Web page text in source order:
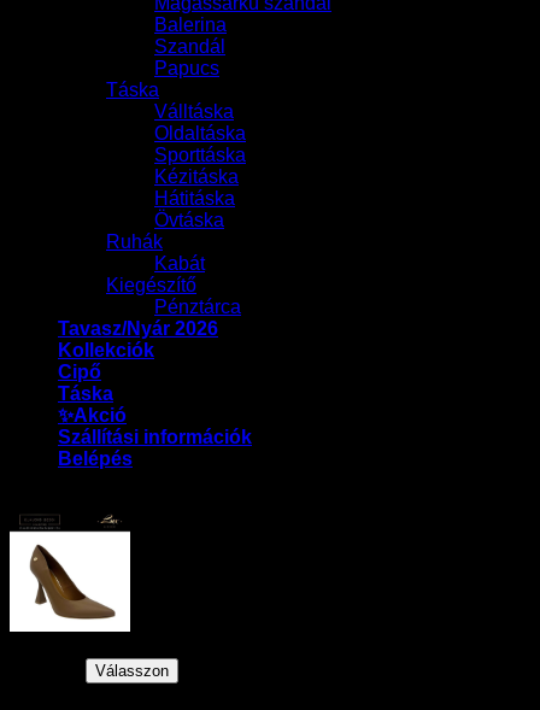
Balerina
Szandál
Papucs
Táska
Válltáska
Oldaltáska
Sporttáska
Kézitáska
Hátitáska
Övtáska
Ruhák
Kabát
Kiegészítő
Pénztárca
Tavasz/Nyár 2026
Kollekciók
Cipő
Táska
✨Akció
Szállítási információk
Belépés
Válasszon